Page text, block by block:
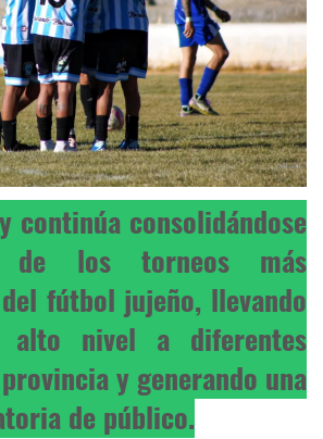
continúa consolidándose
de los torneos más
fútbol jujeño, llevando
alto nivel a diferentes
y generando una
de público.